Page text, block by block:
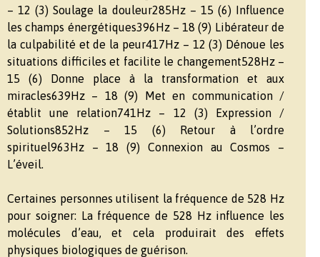
– 12 (3) Soulage la douleur285Hz – 15 (6) Influence
les champs énergétiques396Hz – 18 (9) Libérateur de
la culpabilité et de la peur417Hz – 12 (3) Dénoue les
situations difficiles et facilite le changement528Hz –
15 (6) Donne place à la transformation et aux
miracles639Hz – 18 (9) Met en communication /
établit une relation741Hz – 12 (3) Expression /
Solutions852Hz – 15 (6) Retour à l’ordre
spirituel963Hz – 18 (9) Connexion au Cosmos –
L’éveil.
Certaines personnes utilisent la fréquence de 528 Hz
pour soigner: La fréquence de 528 Hz influence les
molécules d’eau, et cela produirait des effets
physiques biologiques de guérison.